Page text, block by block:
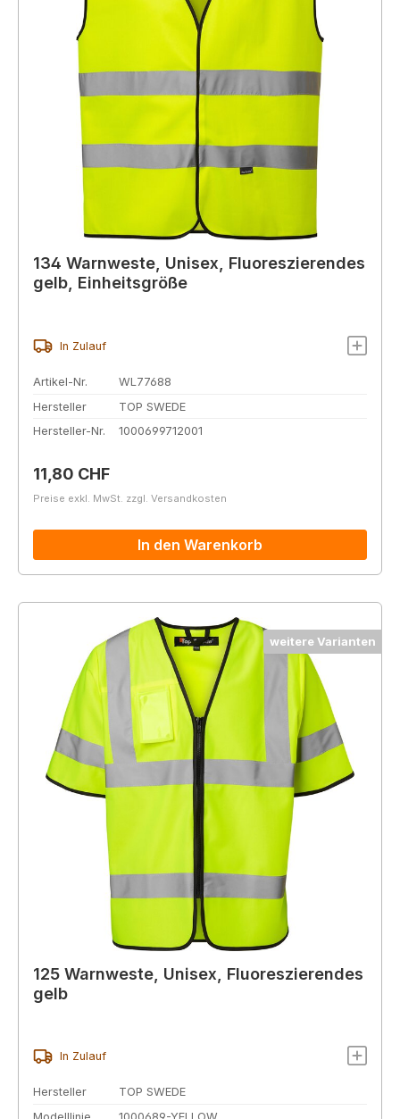
134 Warnweste, Unisex, Fluoreszierendes
gelb, Einheitsgröße
In Zulauf
Artikel-Nr.
WL77688
Hersteller
TOP SWEDE
Hersteller-Nr.
1000699712001
Regulärer Preis:
11,80 CHF
Preise exkl. MwSt. zzgl. Versandkosten
In den Warenkorb
weitere Varianten
125 Warnweste, Unisex, Fluoreszierendes
gelb
In Zulauf
Hersteller
TOP SWEDE